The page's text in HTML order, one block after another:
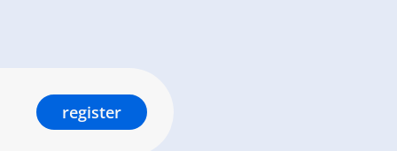
register